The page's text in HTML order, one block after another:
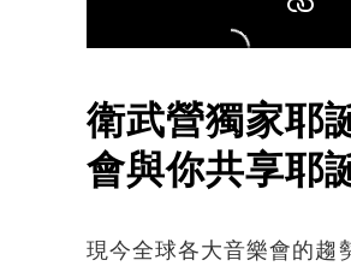
衛武營獨家耶
會與你共享耶
現今全球各大音樂會的趨